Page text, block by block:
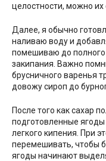
целостности, можно их
Далее, я обычно
наливаю воду и
помешиваю до полного
закипания. Важно
брусничного варенья
довожу сироп до
После того как сахар
подготовленные
легкого кипения. При
перемешивать, чтобы
ягоды начинают